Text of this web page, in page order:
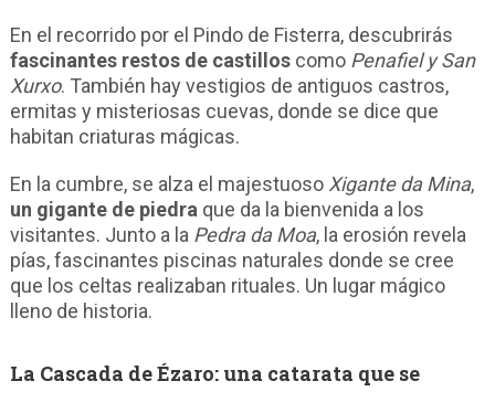
En el recorrido por el Pindo de Fisterra, descubrirás
fascinantes restos de castilloscomo Penafiel y San
Xurxo. También hay vestigios de antiguos castros,
ermitas y misteriosas cuevas, donde se dice que
habitan criaturas mágicas.
En la cumbre, se alza el majestuoso Xigante da Mina,
un gigante de piedraque da la bienvenida a los
visitantes. Junto a la Pedra da Moa, la erosión revela
pías, fascinantes piscinas naturales donde se cree
que los celtas realizaban rituales. Un lugar mágico
lleno de historia.
La Cascada de Ézaro: una catarata que se